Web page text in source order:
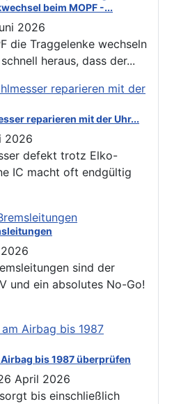
beim MOPF -...
2026
die Traggelenke wechseln
heraus, dass der...
reparieren mit der Uhr...
2026
defekt trotz Elko-
IC macht oft endgültig
sind der
und ein absolutes No-Go!
bis 1987 überprüfen
April 2026
bis einschließlich